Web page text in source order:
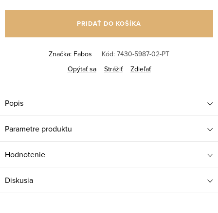
cena:
PRIDAŤ DO KOŠÍKA
Značka: Fabos Kód: 7430-5987-02-PT
Opýtať sa
Strážiť Zdieľať
Popis
Parametre produktu
Hodnotenie
Diskusia